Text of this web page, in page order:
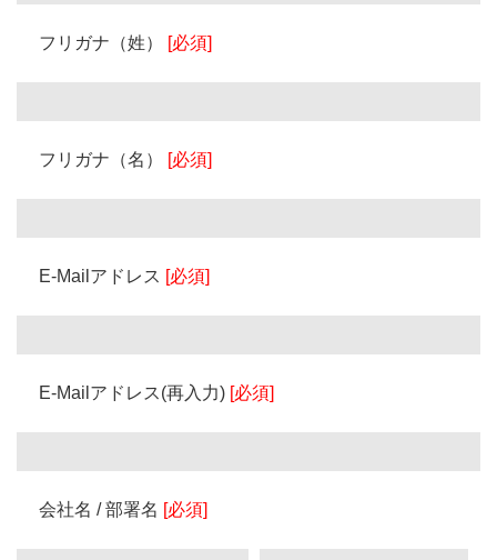
フリガナ（姓） [必須]
フリガナ（名） [必須]
E-Mailアドレス [必須]
E-Mailアドレス(再入力) [必須]
会社名 / 部署名 [必須]